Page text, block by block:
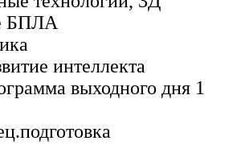
БПЛА
интеллекта
выходного дня 1